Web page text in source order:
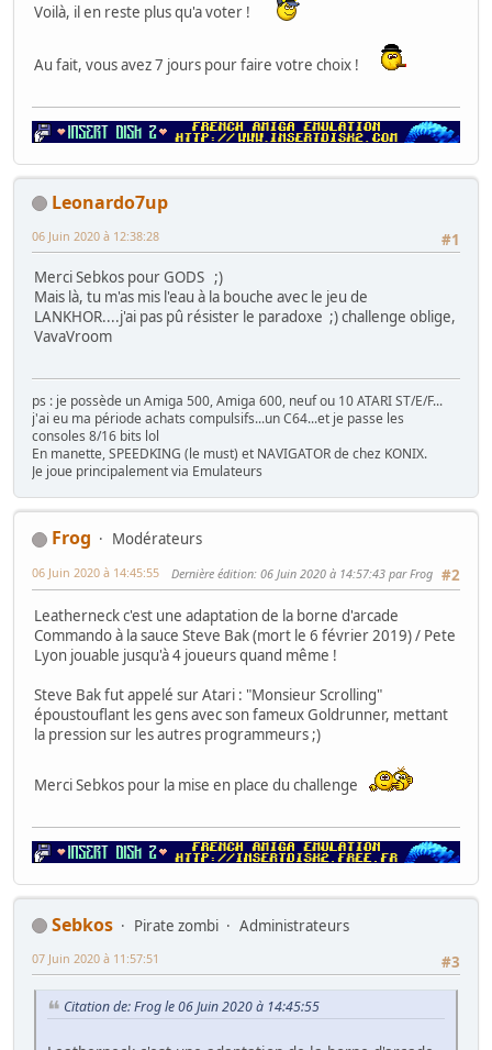
Voilà, il en reste plus qu'a voter !
Au fait, vous avez 7 jours pour faire votre choix !
Leonardo7up
#1
06 Juin 2020 à 12:38:28
Merci Sebkos pour GODS ;)
Mais là, tu m'as mis l'eau à la bouche avec le jeu de
LANKHOR....j'ai pas pû résister le paradoxe ;) challenge oblige,
VavaVroom
ps : je possède un Amiga 500, Amiga 600, neuf ou 10 ATARI ST/E/F...
j'ai eu ma période achats compulsifs...un C64...et je passe les
consoles 8/16 bits lol
En manette, SPEEDKING (le must) et NAVIGATOR de chez KONIX.
Je joue principalement via Emulateurs
Frog
Modérateurs
#2
06 Juin 2020 à 14:45:55 Dernière édition: 06 Juin 2020 à 14:57:43 par Frog
Leatherneck c'est une adaptation de la borne d'arcade
Commando à la sauce Steve Bak (mort le 6 février 2019) / Pete
Lyon jouable jusqu'à 4 joueurs quand même !
Steve Bak fut appelé sur Atari : "Monsieur Scrolling"
époustouflant les gens avec son fameux Goldrunner, mettant
la pression sur les autres programmeurs ;)
Merci Sebkos pour la mise en place du challenge
Sebkos Pirate zombi
Administrateurs
#3
07 Juin 2020 à 11:57:51
Citation de: Frog le 06 Juin 2020 à 14:45:55